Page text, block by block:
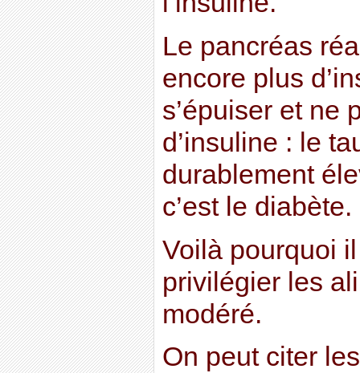
Le pancréas
encore plus
s’épuiser et ne
d’insuline : le
durablement
c’est le diabète.
Voilà pourquoi
privilégier les
modéré.
On peut citer